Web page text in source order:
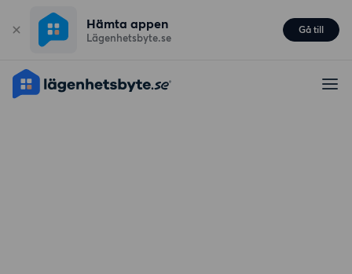
Hämta appen
Lägenhetsbyte.se
Gå till